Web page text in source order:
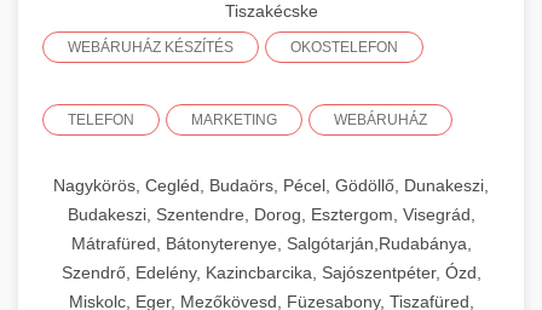
Tiszakécske
WEBÁRUHÁZ KÉSZÍTÉS OKOSTELEFON
TELEFON MARKETING WEBÁRUHÁZ
Nagykörös, Cegléd, Budaörs, Pécel, Gödöllő, Dunakeszi,
Budakeszi, Szentendre, Dorog, Esztergom, Visegrád,
Mátrafüred, Bátonyterenye, Salgótarján,Rudabánya,
Szendrő, Edelény, Kazincbarcika, Sajószentpéter, Ózd,
Miskolc, Eger, Mezőkövesd, Füzesabony, Tiszafüred,